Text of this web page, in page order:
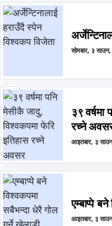
सोमबार, ३
३९ वर्षमा
रच्ने
आइतबार, ३
एम्बाप्पे
आइतबार, ३